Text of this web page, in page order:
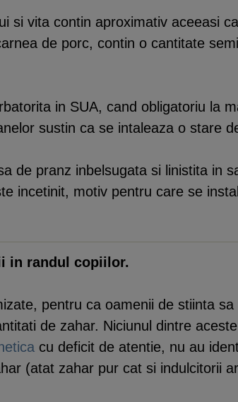
si vita contin aproximativ aceeasi
de porc, contin o cantitate
in SUA, cand obligatoriu la
sustin ca se intaleaza o stare
de pranz inbelsugata si linistita in
incetinit, motiv pentru care se
in randul copiilor.
pentru ca oamenii de stiinta
de zahar. Niciunul dintre
cu deficit de atentie, nu au
(atat zahar pur cat si indulcitorii